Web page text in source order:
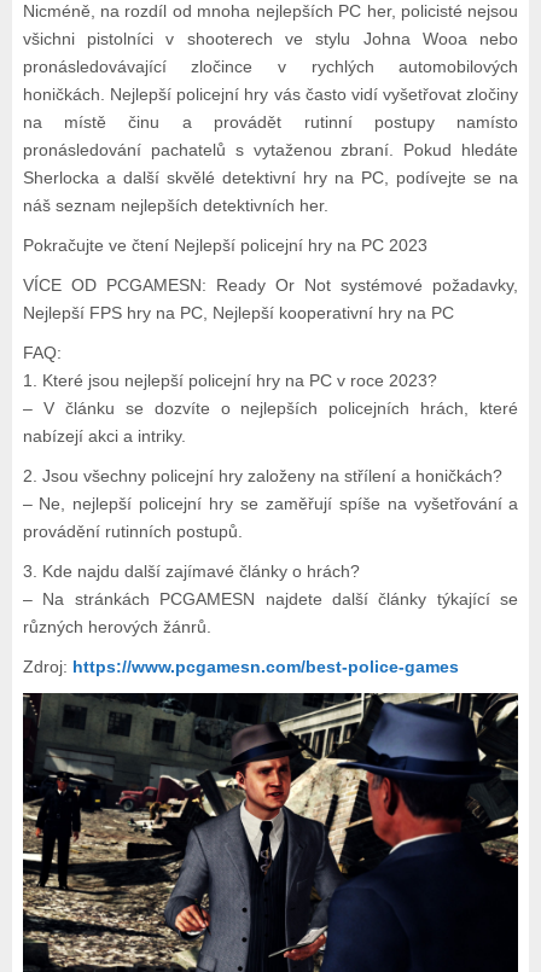
Nicméně, na rozdíl od mnoha nejlepších PC her, policisté nejsou
všichni pistolníci v shooterech ve stylu Johna Wooa nebo
pronásledovávající zločince v rychlých automobilových
honičkách. Nejlepší policejní hry vás často vidí vyšetřovat zločiny
na místě činu a provádět rutinní postupy namísto
pronásledování pachatelů s vytaženou zbraní. Pokud hledáte
Sherlocka a další skvělé detektivní hry na PC, podívejte se na
náš seznam nejlepších detektivních her.
Pokračujte ve čtení Nejlepší policejní hry na PC 2023
VÍCE OD PCGAMESN: Ready Or Not systémové požadavky,
Nejlepší FPS hry na PC, Nejlepší kooperativní hry na PC
FAQ:
1. Které jsou nejlepší policejní hry na PC v roce 2023?
– V článku se dozvíte o nejlepších policejních hrách, které
nabízejí akci a intriky.
2. Jsou všechny policejní hry založeny na střílení a honičkách?
– Ne, nejlepší policejní hry se zaměřují spíše na vyšetřování a
provádění rutinních postupů.
3. Kde najdu další zajímavé články o hrách?
– Na stránkách PCGAMESN najdete další články týkající se
různých herových žánrů.
Zdroj: https://www.pcgamesn.com/best-police-games